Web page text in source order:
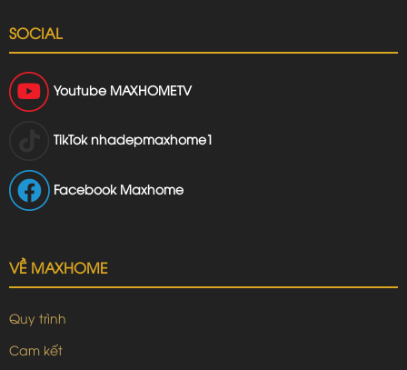
SOCIAL
Youtube MAXHOMETV
TikTok nhadepmaxhome1
Facebook Maxhome
VỀ MAXHOME
Quy trình
Cam kết